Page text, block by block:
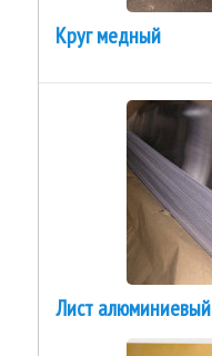
Круг медный
Лист алюминиевый